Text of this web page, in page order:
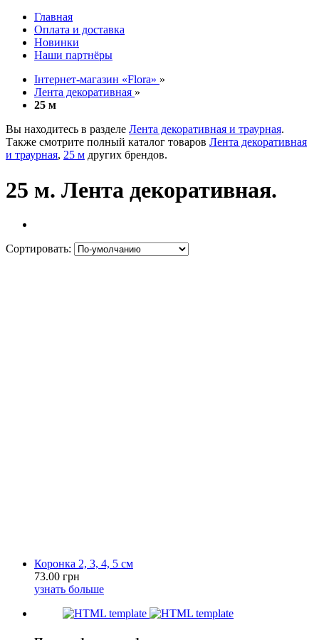
Главная
Оплата и доставка
Новинки
Наши партнёры
Інтернет-магазин «Flora» »
Лента декоративная »
25 м
Вы находитесь в разделе Лента декоративная и траурная.
Также смотрите полный каталог товаров Лента декоративная
и траурная, 25 м других брендов.
25 м. Лента декоративная.
Сортировать:
Коронка 2, 3, 4, 5 см
73.00 грн
узнать больше